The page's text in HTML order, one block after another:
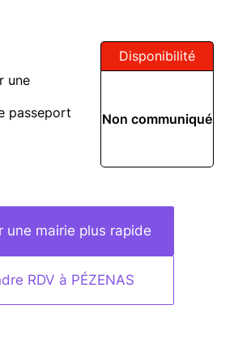
une
passeport
Disponibilité
Non communiqué
une mairie plus rapide
RDV à PÉZENAS